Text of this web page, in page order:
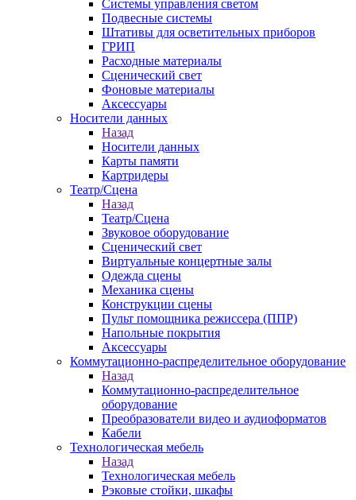
Системы управления светом
Подвесные системы
Штативы для осветительных приборов
ГРИП
Расходные материалы
Сценический свет
Фоновые материалы
Аксессуары
Носители данных
Назад
Носители данных
Карты памяти
Картридеры
Театр/Сцена
Назад
Театр/Сцена
Звуковое оборудование
Сценический свет
Виртуальные концертные залы
Одежда сцены
Механика сцены
Конструкции сцены
Пульт помощника режиссера (ППР)
Напольные покрытия
Аксессуары
Коммутационно-распределительное оборудование
Назад
Коммутационно-распределительное
оборудование
Преобразователи видео и аудиоформатов
Кабели
Технологическая мебель
Назад
Технологическая мебель
Рэковые стойки, шкафы